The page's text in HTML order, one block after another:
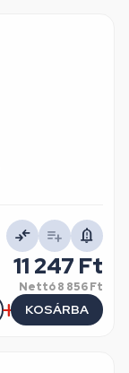
11 247 Ft
Nettó8 856 Ft
KOSÁRBA